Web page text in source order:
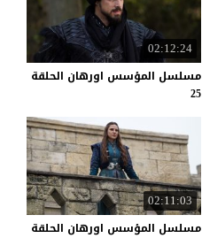
02:12:24
مسلسل المؤسس اورهان الحلقة
25
02:11:03
مسلسل المؤسس اورهان الحلقة